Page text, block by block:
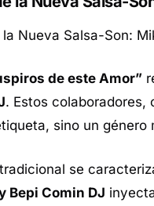
la Nueva Salsa-Son:
de este Amor”
. Estos colaboradores,
sino un
tradicional se
Bepi Comin DJ